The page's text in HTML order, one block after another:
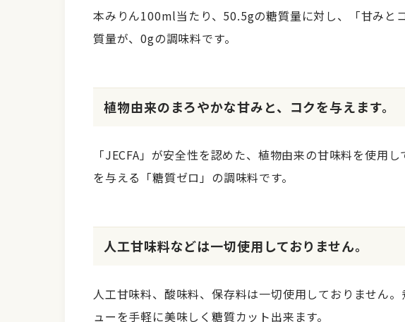
本みりん100ml当たり、50.5gの糖質量に対し、「甘みと
質量が、0gの調味料です。
植物由来のまろやかな甘みと、コクを与えます。
「JECFA」が安全性を認めた、植物由来の甘味料を使用
を与える「糖質ゼロ」の調味料です。
人工甘味料などは一切使用しておりません。
人工甘味料、酸味料、保存料は一切使用しておりません
ューを手軽に美味しく糖質カット出来ます。